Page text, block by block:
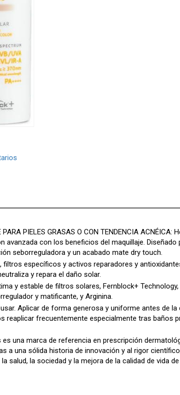
PARA PIELES GRASAS O CON TENDENCIA ACNÉICA:
avanzada con los beneficios del maquillaje. Diseñado
seborreguladora y un acabado mate dry touch.
filtros específicos y activos reparadores y
y repara el daño solar.
y estable de filtros solares, Fernblock+
y matificante, y Arginina.
usar. Aplicar de forma generosa y uniforme antes de
reaplicar frecuentemente especialmente tras baños
es una marca de referencia en prescripción
a una sólida historia de innovación y al rigor
salud, la sociedad y la mejora de la calidad de vida de